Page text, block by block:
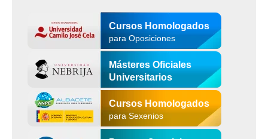
Cursos Homologados
para Oposiciones
Másteres Oficiales
Universitarios
Cursos Homologados
para Sexenios